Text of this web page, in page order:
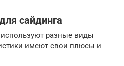
сайдинга
разные виды
имеют свои плюсы и